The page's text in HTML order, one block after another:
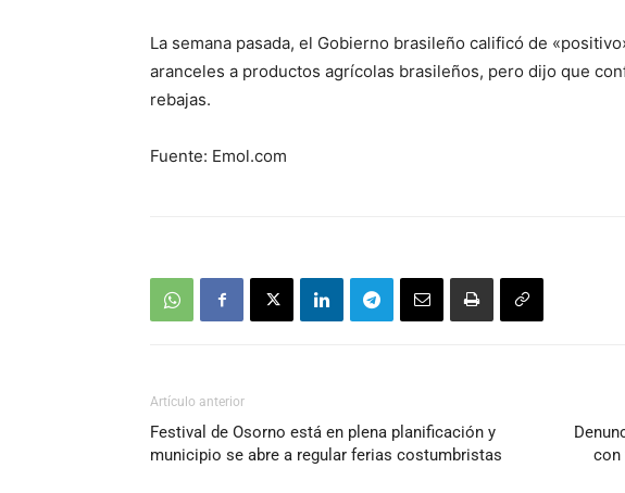
La semana pasada, el Gobierno brasileño calificó de
aranceles a productos agrícolas brasileños, pero dijo que
rebajas.
Fuente: Emol.com
Artículo anterior
Festival de Osorno está en plena planificación y
municipio se abre a regular ferias costumbristas
con